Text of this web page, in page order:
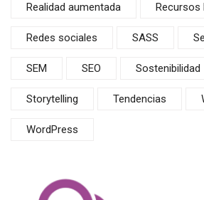
Realidad aumentada Recursos
Redes sociales SASS
SEM SEO Sostenibilidad
Storytelling Tendencias
WordPress